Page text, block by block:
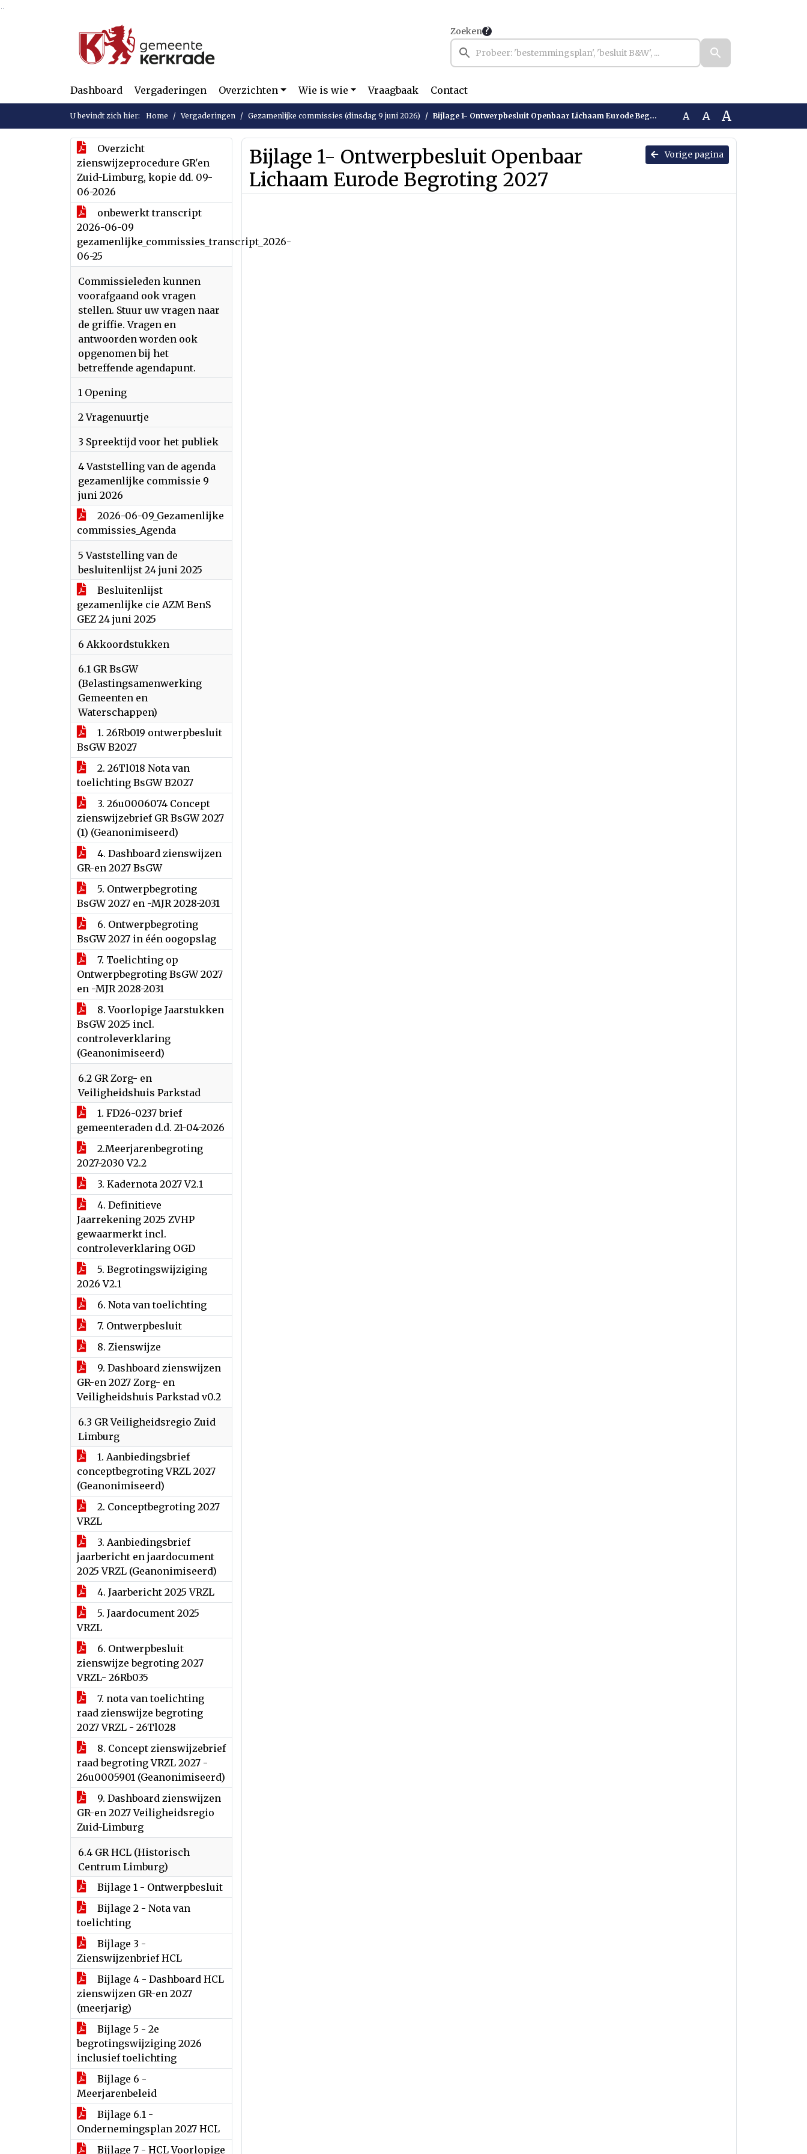
Zoeken
Dashboard Vergaderingen Overzichten Wie is wie Vraagbaak Contact
U bevindt zich hier: Home Vergaderingen Gezamenlijke commissies (dinsdag 9 juni 2026) Bijlage 1- Ontwerpbesluit Openbaar Lichaam Eurode Begroting 2027 A A A
Overzicht
zienswijzeprocedure GR'en
Zuid-Limburg, kopie dd. 09-
06-2026
onbewerkt transcript
2026-06-09
gezamenlijke_commissies_transcript_2026-
06-25
Commissieleden kunnen
voorafgaand ook vragen
stellen. Stuur uw vragen naar
de griffie. Vragen en
antwoorden worden ook
opgenomen bij het
betreffende agendapunt.
1 Opening
2 Vragenuurtje
3 Spreektijd voor het publiek
4 Vaststelling van de agenda
gezamenlijke commissie 9
juni 2026
2026-06-09_Gezamenlijke
commissies_Agenda
5 Vaststelling van de
besluitenlijst 24 juni 2025
Besluitenlijst
gezamenlijke cie AZM BenS
GEZ 24 juni 2025
6 Akkoordstukken
6.1 GR BsGW
(Belastingsamenwerking
Gemeenten en
Waterschappen)
1. 26Rb019 ontwerpbesluit
BsGW B2027
2. 26Tl018 Nota van
toelichting BsGW B2027
3. 26u0006074 Concept
zienswijzebrief GR BsGW 2027
(1) (Geanonimiseerd)
4. Dashboard zienswijzen
GR-en 2027 BsGW
5. Ontwerpbegroting
BsGW 2027 en -MJR 2028-2031
6. Ontwerpbegroting
BsGW 2027 in één oogopslag
7. Toelichting op
Ontwerpbegroting BsGW 2027
en -MJR 2028-2031
8. Voorlopige Jaarstukken
BsGW 2025 incl.
controleverklaring
(Geanonimiseerd)
6.2 GR Zorg- en
Veiligheidshuis Parkstad
1. FD26-0237 brief
gemeenteraden d.d. 21-04-2026
2.Meerjarenbegroting
2027-2030 V2.2
3. Kadernota 2027 V2.1
4. Definitieve
Jaarrekening 2025 ZVHP
gewaarmerkt incl.
controleverklaring OGD
5. Begrotingswijziging
2026 V2.1
6. Nota van toelichting
7. Ontwerpbesluit
8. Zienswijze
9. Dashboard zienswijzen
GR-en 2027 Zorg- en
Veiligheidshuis Parkstad v0.2
6.3 GR Veiligheidsregio Zuid
Limburg
1. Aanbiedingsbrief
conceptbegroting VRZL 2027
(Geanonimiseerd)
2. Conceptbegroting 2027
VRZL
3. Aanbiedingsbrief
jaarbericht en jaardocument
2025 VRZL (Geanonimiseerd)
4. Jaarbericht 2025 VRZL
5. Jaardocument 2025
VRZL
6. Ontwerpbesluit
zienswijze begroting 2027
VRZL- 26Rb035
7. nota van toelichting
raad zienswijze begroting
2027 VRZL - 26Tl028
8. Concept zienswijzebrief
raad begroting VRZL 2027 -
26u0005901 (Geanonimiseerd)
9. Dashboard zienswijzen
GR-en 2027 Veiligheidsregio
Zuid-Limburg
6.4 GR HCL (Historisch
Centrum Limburg)
Bijlage 1 - Ontwerpbesluit
Bijlage 2 - Nota van
toelichting
Bijlage 3 -
Zienswijzenbrief HCL
Bijlage 4 - Dashboard HCL
zienswijzen GR-en 2027
(meerjarig)
Bijlage 5 - 2e
begrotingswijziging 2026
inclusief toelichting
Bijlage 6 -
Meerjarenbeleid
Bijlage 6.1 -
Ondernemingsplan 2027 HCL
Bijlage 7 - HCL Voorlopige
Vorige pagina
Bijlage 1- Ontwerpbesluit Openbaar
Lichaam Eurode Begroting 2027